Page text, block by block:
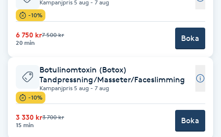
Fotsvamp
Fotvård
Fransborttagning
Fransfärgning
Kampanjpris 5 aug - 7 aug
-10%
6 750 kr7 500 kr
20 min
Boka
Botulinomtoxin (Botox)
Tandpressning/Masseter/Faceslimming
Kampanjpris 5 aug - 7 aug
-10%
3 330 kr3 700 kr
15 min
Boka